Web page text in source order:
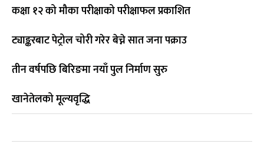
कक्षा १२ को मौका परीक्षाको परीक्षाफल प्रकाशित
ट्याङ्करबाट पेट्रोल चोरी गरेर बेच्ने सात जना पक्राउ
तीन वर्षपछि बिरिङमा नयाँ पुल निर्माण सुरु
खानेतेलको मूल्यवृद्धि